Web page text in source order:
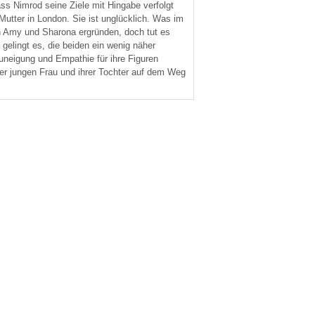
Nimrod seine Ziele mit Hingabe verfolgt
in London. Sie ist unglücklich. Was im
und Sharona ergründen, doch tut es
es, die beiden ein wenig näher
und Empathie für ihre Figuren
jungen Frau und ihrer Tochter auf dem Weg